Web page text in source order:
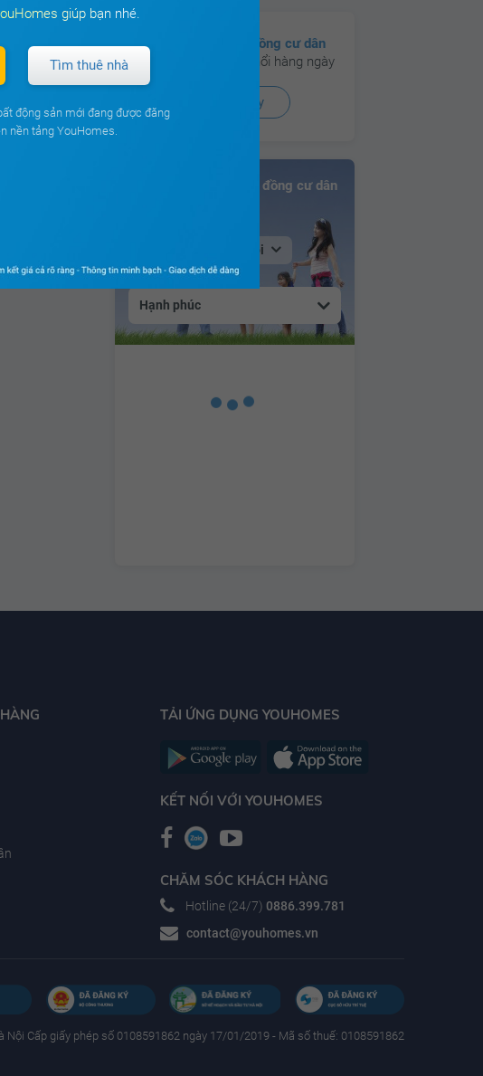
Có hơn
130 cộng đồng cư dân
đang hoạt động sôi nổi hàng ngày
Xem ngay
Bảng xếp hạng Cộng đồng cư dân
Tại Hà Nội
Hạnh phúc
TẢI ỨNG DỤNG YOUHOMES
KẾT NỐI VỚI YOUHOMES
CHĂM SÓC KHÁCH HÀNG
Hotline (24/7) 0886.399.781
contact@youhomes.vn
Nội Cấp giấy phép số 0108591862 ngày 17/01/2019 - Mã số thuế: 0108591862
giúp bạn nhé.
Tìm thuê nhà
động sản mới đang được đăng
nền tảng YouHomes.